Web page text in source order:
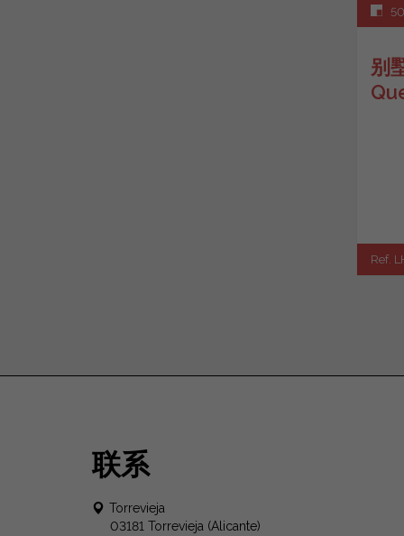
别
Ref.
联系
Torrevieja
03181 Torrevieja (Alicante)